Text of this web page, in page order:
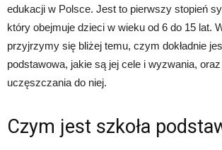
edukacji w Polsce. Jest to pierwszy stopień
który obejmuje dzieci w wieku od 6 do 15 lat.
przyjrzymy się bliżej temu, czym dokładnie
podstawowa, jakie są jej cele i wyzwania,
uczęszczania do niej.
Czym jest szkoła